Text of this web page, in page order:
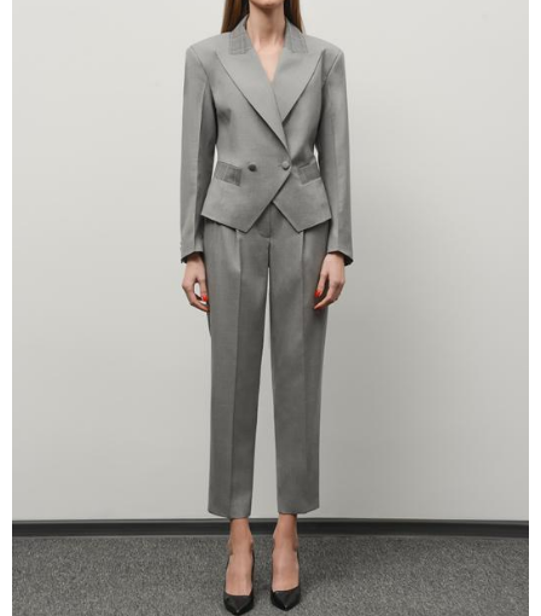
"რუსეთისთვის სირთულეს არ
წარმოადგენს საბოტაჟის მოწყობა,
გვაფრთხილებს - "ენგურჰესი" რუსების
ირიბი კონტროლის ქვეშაა" - ხუხაშვილი
17:55 / 05-08-2026
"უკვე 5 წელია ვუძლებ ციხის
მძიმე პირობებს, იზოლაციას,